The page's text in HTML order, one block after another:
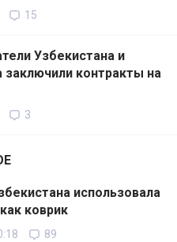
15
Узбекистана и
заключили контракты на
3
использовала
коврик
89